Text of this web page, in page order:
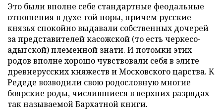
Это были вполне себе стандартные феодальные
отношения в духе той поры, причем русские
князья спокойно выдавали собственных дочерей
за представителей касожской (то есть черкесо-
адыгской) племенной знати. И потомки этих
родов вполне хорошо чувствовали себя в элите
древнерусских княжеств и Московского царства. К
Редеде возводили свою родословную многие
боярские роды, числившиеся в верхних разрядах
так называемой Бархатной книги.